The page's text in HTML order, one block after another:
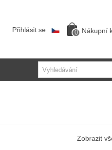
0 Nákupní
Přihlásit se
Zobrazit